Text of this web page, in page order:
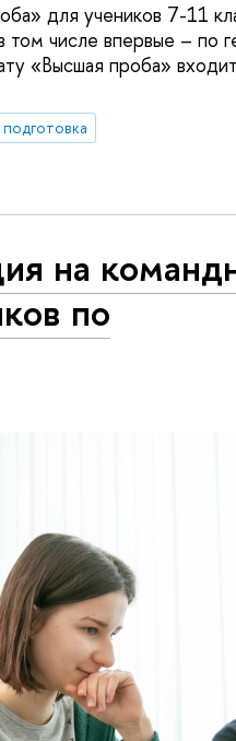
для учеников 7-11
числе впервые – по
«Высшая проба»
на
по